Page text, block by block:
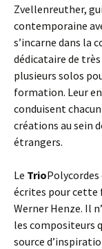
Zvellenreuther,
contemporaine
s’incarne dans la
dédicataire de
plusieurs solos
formation. Leur
conduisent
créations au sein
étrangers.
Le Trio
écrites pour cette
Werner Henze. Il
les compositeurs
source